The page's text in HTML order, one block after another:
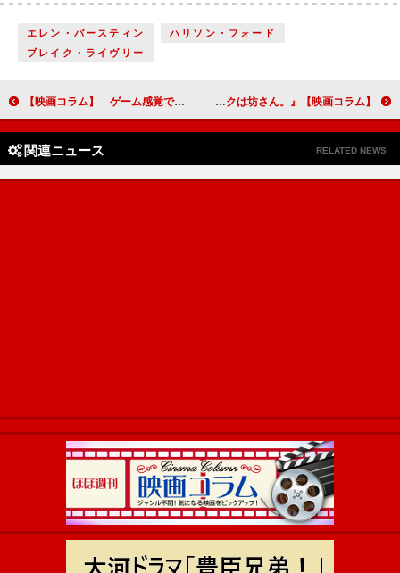
エレン・バースティン
ハリソン・フォード
ブレイク・ライヴリー
【映画コラム】 ゲーム感覚で行われる戦闘の怖さを描いた『ドローン・オブ・ウォー』 【映画コラム】生きることとは何か、死ぬこととは何かを考えさせられる『ボクは坊さん。』
関連ニュース RELATED NEWS